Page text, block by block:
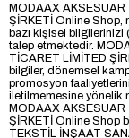
MODAAX AKSESUAR
ŞİRKETİ Online Shop,
bazı kişisel bilgilerinizi
talep etmektedir.
TİCARET LİMİTED
bilgiler, dönemsel
promosyon
iletilmemesine yönelik
MODAAX AKSESUAR
ŞİRKETİ Online Shop
TEKSTİL İNŞAAT